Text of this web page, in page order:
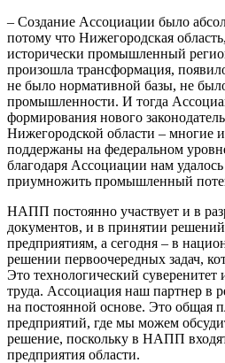
– Создание Ассоциации было
потому что Нижегородская
исторически промышленный
произошла трансформация,
не было нормативной базы, не
промышленности. И тогда
формирования нового
Нижегородской области – многие
поддержаны на федеральном
благодаря Ассоциации нам
приумножить промышленный
НАПП постоянно участвует и в
документов, и в принятии
предприятиям, а сегодня – в
решении первоочередных задач,
Это технологический суверенитет
труда. Ассоциация наш партнер в
на постоянной основе. Это общая
предприятий, где мы можем
решение, поскольку в НАПП
предприятия области.